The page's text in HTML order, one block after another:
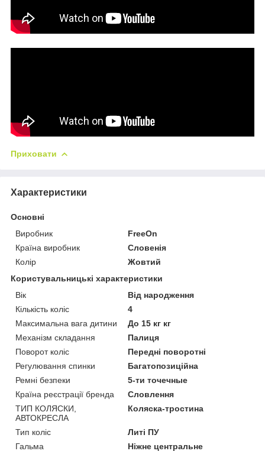
Приховати
Характеристики
Основні
Виробник
FreeOn
Країна виробник
Словенія
Колір
Жовтий
Користувальницькі характеристики
Вік
Від народження
Кількість коліс
4
Максимальна вага дитини
До 15 кг кг
Механізм складання
Палиця
Поворот коліс
Передні поворотні
Регулювання спинки
Багатопозиційна
Ремні безпеки
5-ти точечные
Країна реєстрації бренда
Словлення
ТИП КОЛЯСКИ,
АВТОКРЕСЛА
Коляска-тростина
Тип коліс
Литі ПУ
Гальма
Ніжне центральне